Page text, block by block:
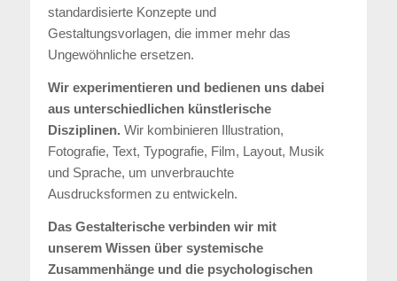
standardisierte Konzepte und
Gestaltungsvorlagen, die immer mehr das
Ungewöhnliche ersetzen.
Wir experimentieren und bedienen uns dabei
aus unterschiedlichen künstlerische
Disziplinen. Wir kombinieren Illustration,
Fotografie, Text, Typografie, Film, Layout, Musik
und Sprache, um unverbrauchte
Ausdrucksformen zu entwickeln.
Das Gestalterische verbinden wir mit
unserem Wissen über systemische
Zusammenhänge und die psychologischen